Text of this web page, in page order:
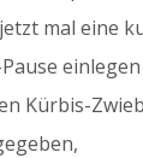
mal eine
Kürbis-